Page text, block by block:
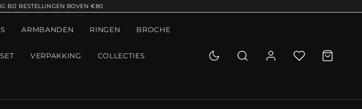
BIJ BESTELLINGEN BOVEN €80
ARMBANDEN RINGEN BROCHE
SET VERPAKKING COLLECTIES